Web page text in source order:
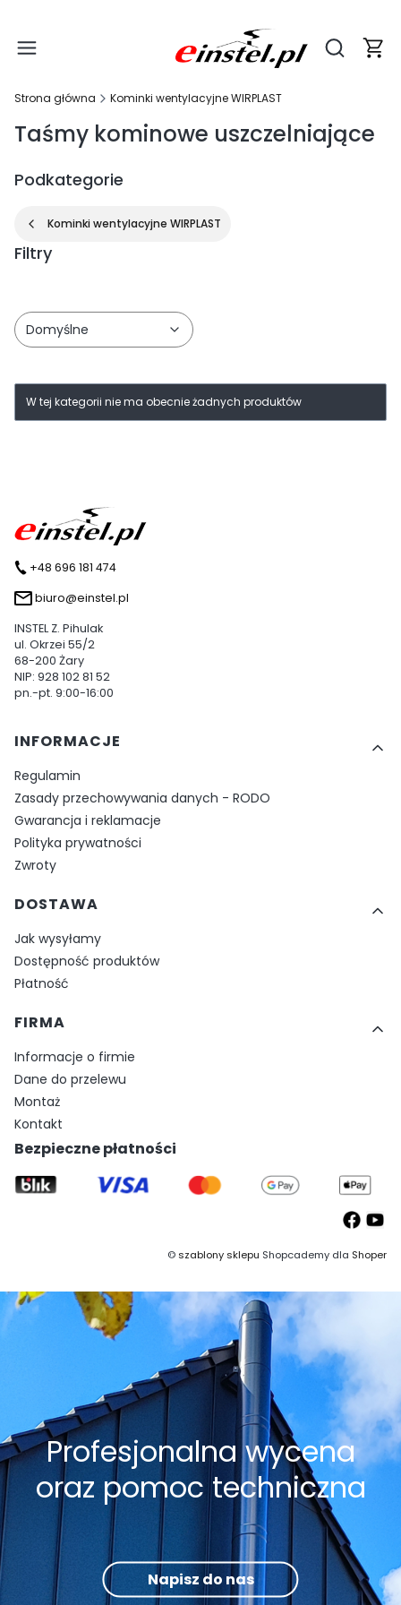
Otwórz
Strona główna Kominki wentylacyjne WIRPLAST
Taśmy kominowe uszczelniające
Podkategorie
Kominki wentylacyjne WIRPLAST
Filtry
Domyślne
Lista produktów
W tej kategorii nie ma obecnie żadnych produktów
+48 696 181 474
biuro@einstel.pl
INSTEL Z. Pihulak
ul. Okrzei 55/2
68-200 Żary
NIP: 928 102 81 52
pn.-pt. 9:00-16:00
Linki w stopce
INFORMACJE
Regulamin
Zasady przechowywania danych - RODO
Gwarancja i reklamacje
Polityka prywatności
Zwroty
DOSTAWA
Jak wysyłamy
Dostępność produktów
Płatność
FIRMA
Informacje o firmie
Dane do przelewu
Montaż
Kontakt
Bezpieczne płatności
©szablony sklepu Shopcademy dla Shoper
Profesjonalna wycena
oraz pomoc techniczna
Napisz do nas